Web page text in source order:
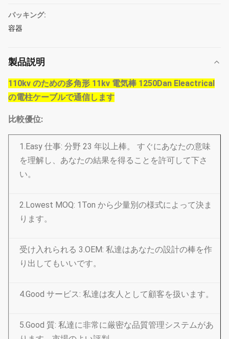
パッキング:
容器
製品説明
110kv のための多角形 11kv 電気棒 1250Dan Eleactrical
の電柱ケーブルで通信します
比較優位:
1.Easy 仕事: 分野 23 年以上棒。 すぐにあなたの意味
を理解し、あなたの結果を得ることを許可して下さ
い。
2.Lowest MOQ: 1Ton から少量別の様式によって決ま
ります。
受け入れられる 3.OEM: 私達はあなたの設計の棒を作
り出してもいいです。
4.Good サービス: 私達は友人として顧客を扱います。
5.Good 質: 私達に非常に厳密な品質管理システムがあ